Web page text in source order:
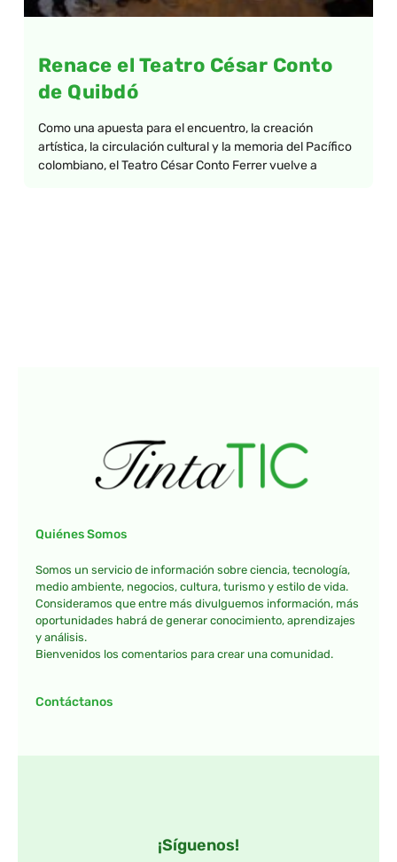
Renace el Teatro César Conto
de Quibdó
Como una apuesta para el encuentro, la creación
artística, la circulación cultural y la memoria del Pacífico
colombiano, el Teatro César Conto Ferrer vuelve a
Quiénes Somos
Somos un servicio de información sobre ciencia, tecnología,
medio ambiente, negocios, cultura, turismo y estilo de vida.
Consideramos que entre más divulguemos información, más
oportunidades habrá de generar conocimiento, aprendizajes
y análisis.
Bienvenidos los comentarios para crear una comunidad.
Contáctanos
¡Síguenos!